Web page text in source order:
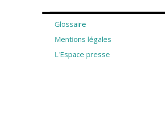
Glossaire
Mentions légales
L'Espace presse